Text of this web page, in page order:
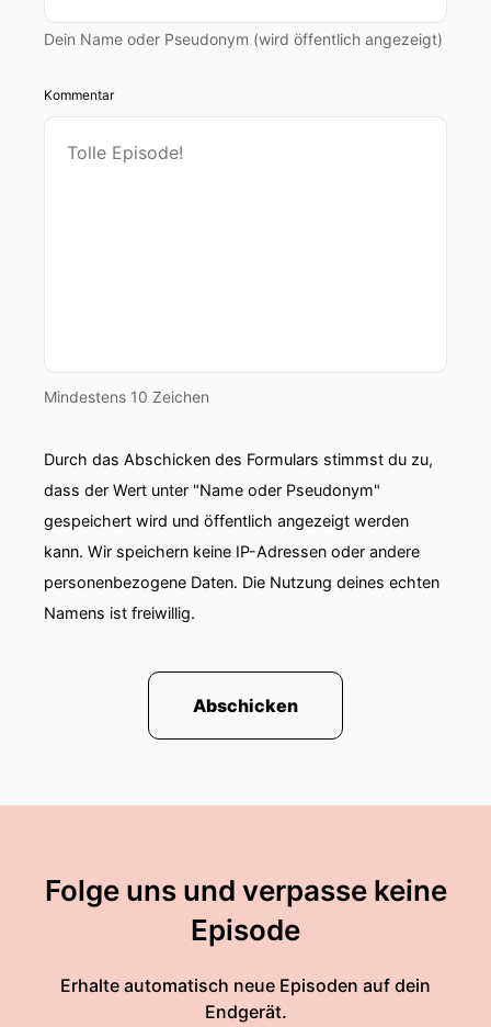
Dein Name oder Pseudonym (wird öffentlich angezeigt)
Kommentar
Mindestens 10 Zeichen
Durch das Abschicken des Formulars stimmst du zu,
dass der Wert unter "Name oder Pseudonym"
gespeichert wird und öffentlich angezeigt werden
kann. Wir speichern keine IP-Adressen oder andere
personenbezogene Daten. Die Nutzung deines echten
Namens ist freiwillig.
Abschicken
Folge uns und verpasse keine
Episode
Erhalte automatisch neue Episoden auf dein
Endgerät.